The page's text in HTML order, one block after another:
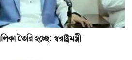
তৈরি হচ্ছে: স্বরাষ্ট্রমন্ত্রী